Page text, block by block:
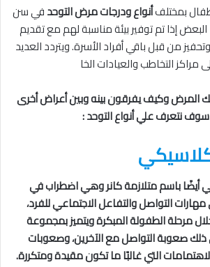
بمختلفأنواع ودرجات مرض التوحدفي سن
إذا تم توفير بيئة مناسبة لهم مع تقديم
من قبل باقي أفراد الأسرة. ويتردد العديد
مراكز التخاطب والعيادات الخا
المرض وكيف يفرقون بينه وبين أعراض أخرى
نتعرف علي أنواع التوحد :
أيضًا باسم متلازمة كانر وهي اضطراب في
التواصل والتفاعل الاجتماعي للفرد،
مرحلة الطفولة المبكرة ويتميز بمجموعة
صعوبة التواصل مع الآخرين، وصعوبات
التي غالبًا ما تكون مقيدة ومتكررة.